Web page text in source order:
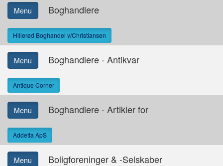
Menu Boghandlere
Hillerød Boghandel v/Christiansen
Menu Boghandlere - Antikvar
Antique Corner
Menu Boghandlere - Artikler for
Addetta ApS
Menu Boligforeninger & -Selskaber